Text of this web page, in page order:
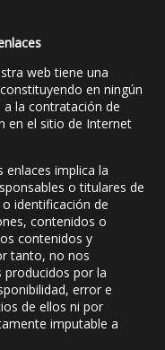
web tiene una
en ningún
la contratación de
en el sitio de Internet
enlaces implica la
o titulares de
identificación de
contenidos o
contenidos y
tanto, no nos
producidos por la
error e
de ellos ni por
imputable a